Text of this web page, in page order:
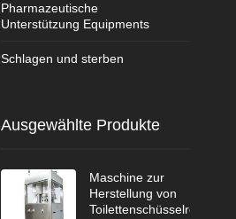
Pharmazeutische
Unterstützung Equipments
Schlagen und sterben
Ausgewählte Produkte
Maschine zur
Herstellung von